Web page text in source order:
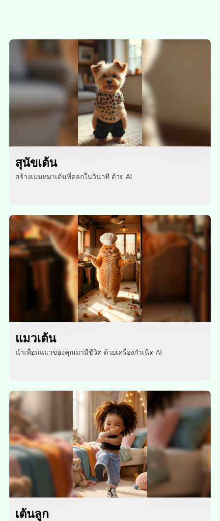
สุนัขเต้น
สร้างเมมหมาเต้นที่ตลกในวินาที ด้วย AI
แมวเต้น
นําเพื่อนแมวของคุณมามีชีวิต ด้วยเครื่องกําเนิด AI
เต้นลูก